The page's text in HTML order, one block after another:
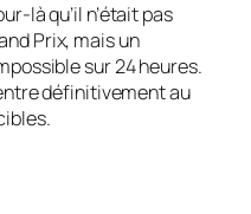
là qu’il n’était pas
Prix, mais un
sur 24 heures.
définitivement au